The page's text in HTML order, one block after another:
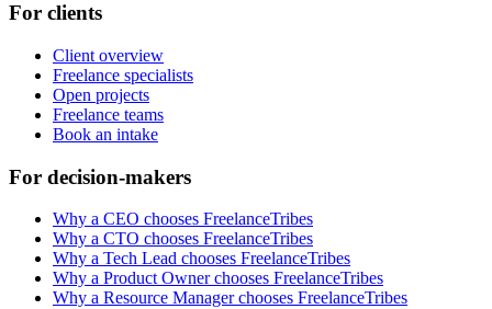
For clients
Client overview
Freelance specialists
Open projects
Freelance teams
Book an intake
For decision-makers
Why a CEO chooses FreelanceTribes
Why a CTO chooses FreelanceTribes
Why a Tech Lead chooses FreelanceTribes
Why a Product Owner chooses FreelanceTribes
Why a Resource Manager chooses FreelanceTribes